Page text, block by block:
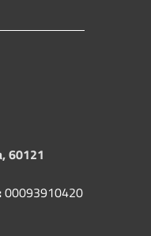
60121
00093910420